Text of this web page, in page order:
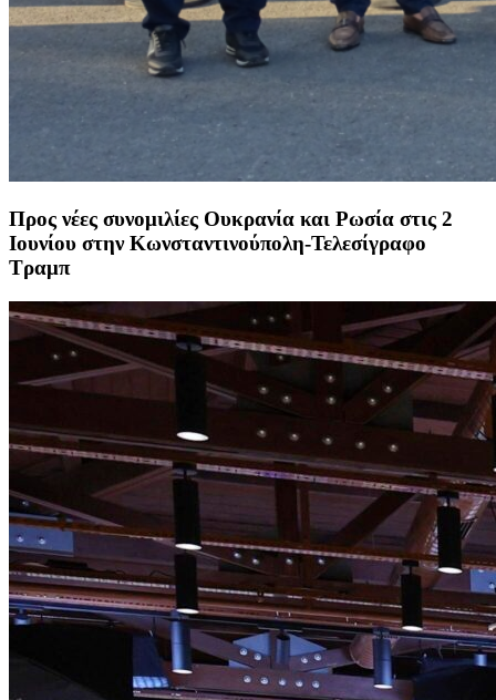
Προς νέες συνομιλίες Ουκρανία και Ρωσία στις 2
Ιουνίου στην Κωνσταντινούπολη-Τελεσίγραφο
Τραμπ